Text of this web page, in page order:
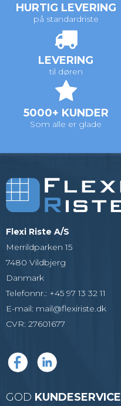
HURTIG LEVERING
på standardriste
LEVERING
til døren
5000+ KUNDER
Som alle er glade
Flexi Riste A/S
Merrildparken 15
7480 Vildbjerg
Danmark
Telefonnr.: +45 97 13 32 11
E-mail: mail@flexiriste.dk
CVR: 27601677
GOD KUNDESERVICE